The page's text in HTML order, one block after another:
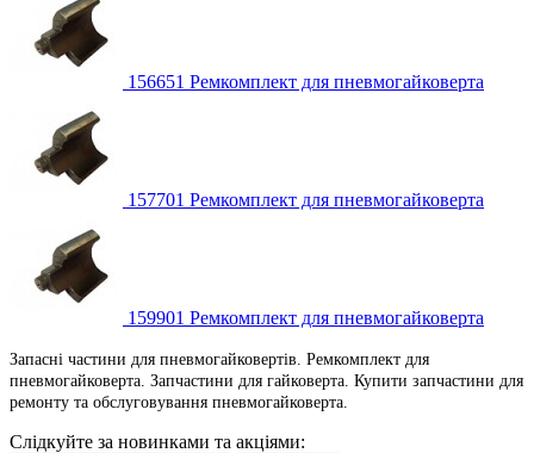
156651 Ремкомплект для пневмогайковерта
157701 Ремкомплект для пневмогайковерта
159901 Ремкомплект для пневмогайковерта
Запасні частини для пневмогайковертів. Ремкомплект для
пневмогайковерта. Запчастини для гайковерта. Купити запчастини для
ремонту та обслуговування пневмогайковерта.
Слідкуйте за новинками та акціями: